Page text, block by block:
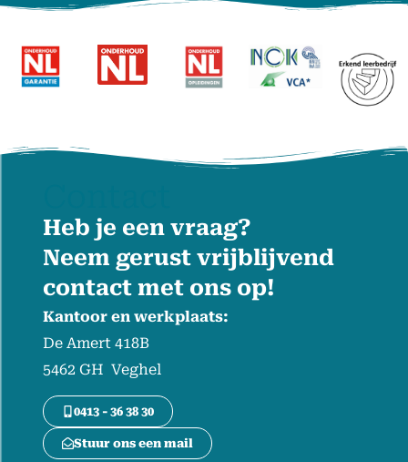
Heb je een vraag?
Neem gerust vrijblijvend
contact met ons op!
Kantoor en werkplaats:
De Amert 418B
5462 GH Veghel
0413 - 36 38 30
Stuur ons een mail